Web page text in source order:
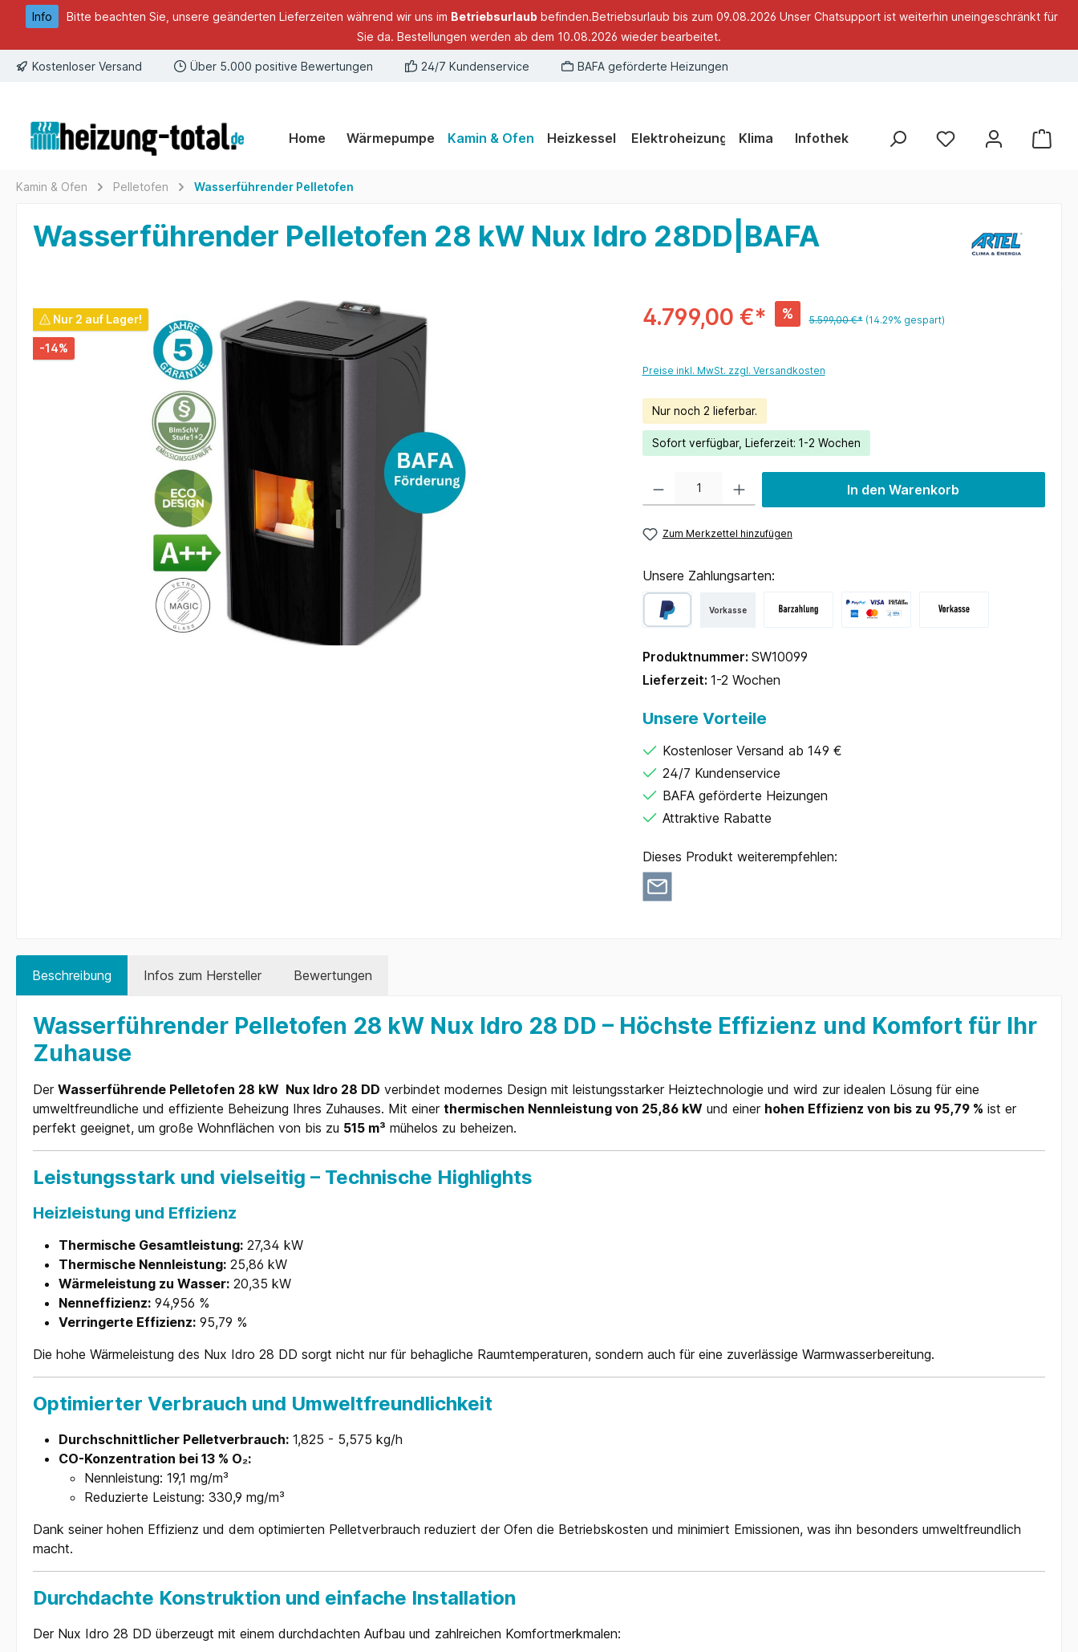
Zur Hauptnavigation springen
Info Bitte beachten Sie, unsere geänderten Lieferzeiten während wir uns im Betriebsurlaub befinden.Betriebsurlaub bis zum 09.08.2026 Unser Chatsupport ist weiterhin uneingeschränkt für
Sie da. Bestellungen werden ab dem 10.08.2026 wieder bearbeitet.
Kostenloser Versand Über 5.000 positive Bewertungen 24/7 Kundenservice BAFA geförderte Heizungen
Home Wärmepumpe Kamin & Ofen Heizkessel Elektroheizung Klima Infothek
Kamin & Ofen Pelletofen Wasserführender Pelletofen
Wasserführender Pelletofen 28 kW Nux Idro 28DD|BAFA
Bildergalerie überspringen
Nur 2 auf Lager!
-14%
4.799,00 €* % 5.599,00 €* (14.29% gespart)
Preise inkl. MwSt. zzgl. Versandkosten
Nur noch 2 lieferbar.
Sofort verfügbar, Lieferzeit: 1-2 Wochen
In den Warenkorb
Zum Merkzettel hinzufügen
Unsere Zahlungsarten:
Vorkasse
Produktnummer: SW10099
Lieferzeit: 1-2 Wochen
Unsere Vorteile
Kostenloser Versand ab 149 €
24/7 Kundenservice
BAFA geförderte Heizungen
Attraktive Rabatte
Dieses Produkt weiterempfehlen:
Beschreibung Infos zum Hersteller Bewertungen
Wasserführender Pelletofen 28 kW Nux Idro 28 DD – Höchste Effizienz und Komfort für Ihr
Zuhause
Der Wasserführende Pelletofen 28 kW Nux Idro 28 DD verbindet modernes Design mit leistungsstarker Heiztechnologie und wird zur idealen Lösung für eine
umweltfreundliche und effiziente Beheizung Ihres Zuhauses. Mit einer thermischen Nennleistung von 25,86 kW und einer hohen Effizienz von bis zu 95,79 % ist er
perfekt geeignet, um große Wohnflächen von bis zu 515 m³ mühelos zu beheizen.
Leistungsstark und vielseitig – Technische Highlights
Heizleistung und Effizienz
Thermische Gesamtleistung: 27,34 kW
Thermische Nennleistung: 25,86 kW
Wärmeleistung zu Wasser: 20,35 kW
Nenneffizienz: 94,956 %
Verringerte Effizienz: 95,79 %
Die hohe Wärmeleistung des Nux Idro 28 DD sorgt nicht nur für behagliche Raumtemperaturen, sondern auch für eine zuverlässige Warmwasserbereitung.
Optimierter Verbrauch und Umweltfreundlichkeit
Durchschnittlicher Pelletverbrauch: 1,825 - 5,575 kg/h
CO-Konzentration bei 13 % O₂:
Nennleistung: 19,1 mg/m³
Reduzierte Leistung: 330,9 mg/m³
Dank seiner hohen Effizienz und dem optimierten Pelletverbrauch reduziert der Ofen die Betriebskosten und minimiert Emissionen, was ihn besonders umweltfreundlich
macht.
Durchdachte Konstruktion und einfache Installation
Der Nux Idro 28 DD überzeugt mit einem durchdachten Aufbau und zahlreichen Komfortmerkmalen: